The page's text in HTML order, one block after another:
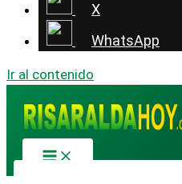
X
WhatsApp
Ir al contenido